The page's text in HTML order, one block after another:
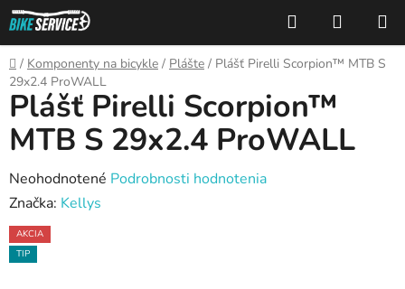
Prejsť
na
obsah
Hľadať
KOŠÍK
Domov
/ Komponenty na bicykle / Plášte / Plášť Pirelli Scorpion™ MTB S
29x2.4 ProWALL
Plášť Pirelli Scorpion™
MTB S 29x2.4 ProWALL
Priemerné
hodnotenie
produktu
je
Neohodnotené Podrobnosti hodnotenia
Značka: Kellys
AKCIA
TIP